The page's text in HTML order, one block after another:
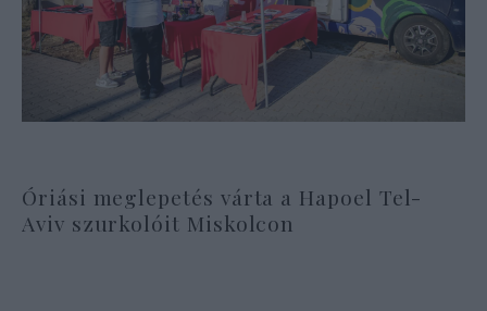
Óriási meglepetés várta a Hapoel Tel-
Aviv szurkolóit Miskolcon